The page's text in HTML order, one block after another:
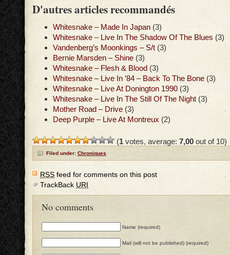
D'autres articles recommandés
Whitesnake – Made In Japan (3)
Whitesnake – Live In The Shadow Of The Blues (3)
Vandenberg’s Moonkings – S/t (3)
Bernie Marsden – Shine (3)
Whitesnake – Flesh & Blood (3)
Whitesnake – Live In ’84 – Back To The Bone (3)
Whitesnake – Live At Donington 1990 (3)
Whitesnake – Live In The Still Of The Night (3)
Mother Road – Drive (3)
Deep Purple – Live At Montreux (2)
(1 votes, average: 7,00 out of 10)
Filed under: Chroniques
RSS feed for comments on this post
TrackBack URI
No comments
Name (required)
Mail (will not be published) (required)